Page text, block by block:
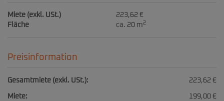
Miete (exkl. USt.)
223,62 €
Fläche
ca. 20 m2
Preisinformation
Gesamtmiete (exkl. USt.): 223,62 €
Miete:
199,00 €